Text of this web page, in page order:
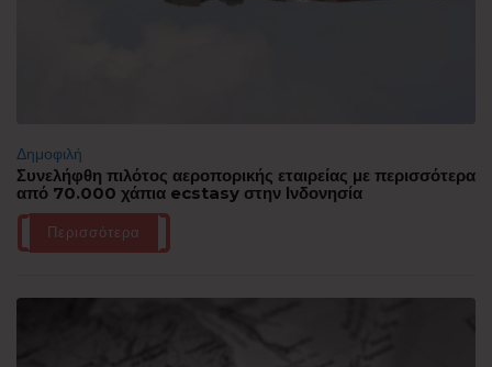
Δημοφιλή
Συνελήφθη πιλότος αεροπορικής εταιρείας με περισσότερα
από 70.000 χάπια ecstasy στην Ινδονησία
Περισσότερα